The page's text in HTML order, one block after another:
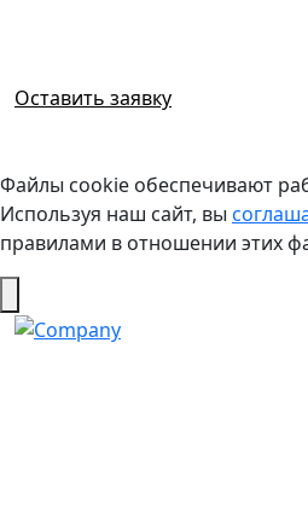
Оставить заявку
Файлы cookie обеспечивают
Используя наш сайт, вы
правилами в отношении этих